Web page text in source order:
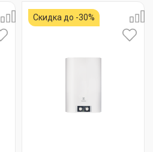
Скидка до -30%